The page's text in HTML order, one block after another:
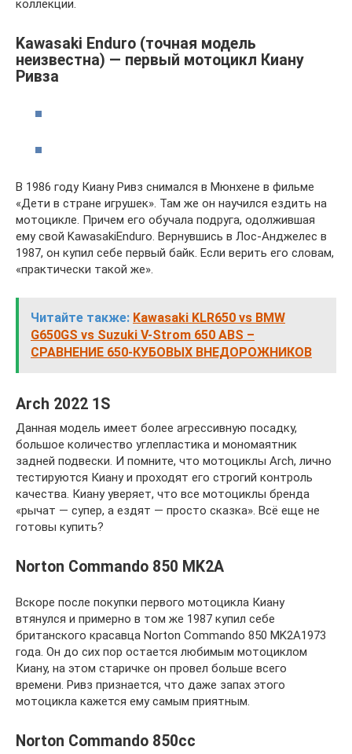
коллекции.
Kawasaki Enduro (точная модель
неизвестна) — первый мотоцикл Киану
Ривза
В 1986 году Киану Ривз снимался в Мюнхене в фильме
«Дети в стране игрушек». Там же он научился ездить на
мотоцикле. Причем его обучала подруга, одолжившая
ему свой KawasakiEnduro. Вернувшись в Лос-Анджелес в
1987, он купил себе первый байк. Если верить его словам,
«практически такой же».
Читайте также: Kawasaki KLR650 vs BMW
G650GS vs Suzuki V-Strom 650 ABS –
СРАВНЕНИЕ 650-КУБОВЫХ ВНЕДОРОЖНИКОВ
Arch 2022 1S
Данная модель имеет более агрессивную посадку,
большое количество углепластика и мономаятник
задней подвески. И помните, что мотоциклы Arch, лично
тестируются Киану и проходят его строгий контроль
качества. Киану уверяет, что все мотоциклы бренда
«рычат — супер, а ездят — просто сказка». Всё еще не
готовы купить?
Norton Commando 850 MK2A
Вскоре после покупки первого мотоцикла Киану
втянулся и примерно в том же 1987 купил себе
британского красавца Norton Commando 850 MK2A1973
года. Он до сих пор остается любимым мотоциклом
Киану, на этом старичке он провел больше всего
времени. Ривз признается, что даже запах этого
мотоцикла кажется ему самым приятным.
Norton Commando 850cc